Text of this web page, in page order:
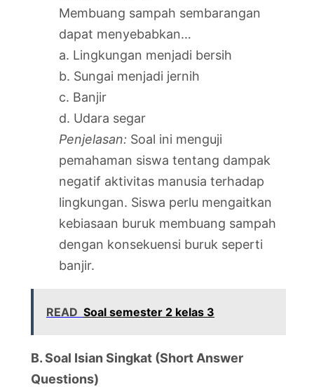
Membuang sampah sembarangan
dapat menyebabkan…
a. Lingkungan menjadi bersih
b. Sungai menjadi jernih
c. Banjir
d. Udara segar
Penjelasan: Soal ini menguji
pemahaman siswa tentang dampak
negatif aktivitas manusia terhadap
lingkungan. Siswa perlu mengaitkan
kebiasaan buruk membuang sampah
dengan konsekuensi buruk seperti
banjir.
READ Soal semester 2 kelas 3
B. Soal Isian Singkat (Short Answer
Questions)